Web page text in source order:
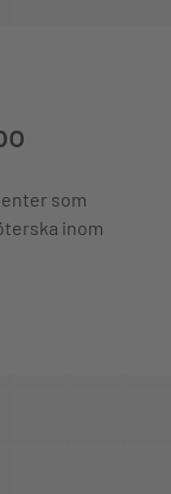
som
inom